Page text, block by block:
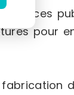
espaces
pour